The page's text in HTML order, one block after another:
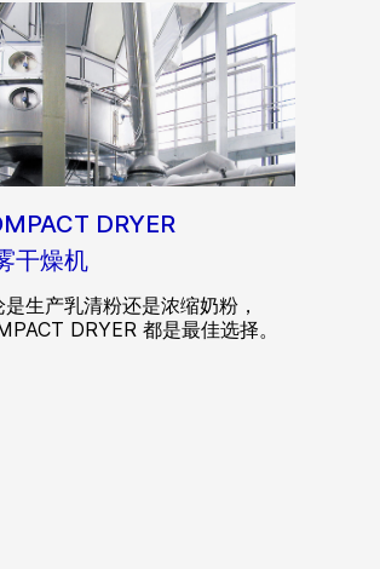
DRYER
干燥机
是生产乳清粉还是浓缩奶粉，
DRYER 都是最佳选择。